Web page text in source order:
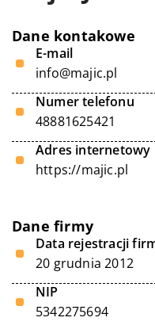
Dane kontakowe
E-mail
info@majic.pl
Numer telefonu
48881625421
Adres internetowy
https://majic.pl
Dane firmy
Data rejestracji
20 grudnia 2012
NIP
5342275694